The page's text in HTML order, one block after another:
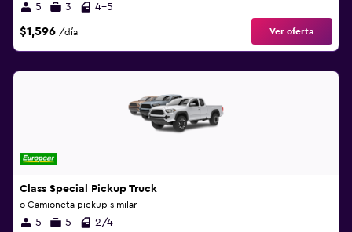
5 3 4-5
$1,596 /día Ver oferta
Class Special Pickup Truck
o Camioneta pickup similar
5 5 2/4